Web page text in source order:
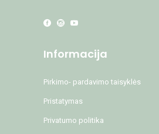
Informacija
Pirkimo- pardavimo taisyklės
Pristatymas
Privatumo politika